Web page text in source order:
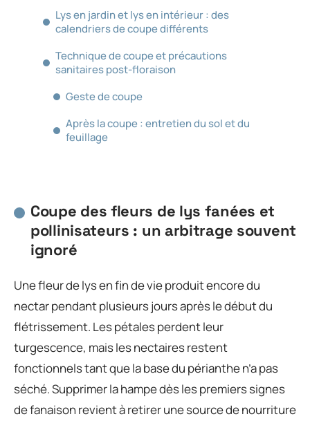
Lys en jardin et lys en intérieur : des
calendriers de coupe différents
Technique de coupe et précautions
sanitaires post-floraison
Geste de coupe
Après la coupe : entretien du sol et du
feuillage
Coupe des fleurs de lys fanées et
pollinisateurs : un arbitrage souvent
ignoré
Une fleur de lys en fin de vie produit encore du
nectar pendant plusieurs jours après le début du
flétrissement. Les pétales perdent leur
turgescence, mais les nectaires restent
fonctionnels tant que la base du périanthe n’a pas
séché. Supprimer la hampe dès les premiers signes
de fanaison revient à retirer une source de nourriture